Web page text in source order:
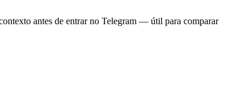
antes de entrar no Telegram — útil para comparar